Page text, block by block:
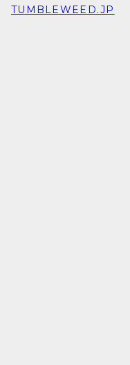
TUMBLEWEED.JP